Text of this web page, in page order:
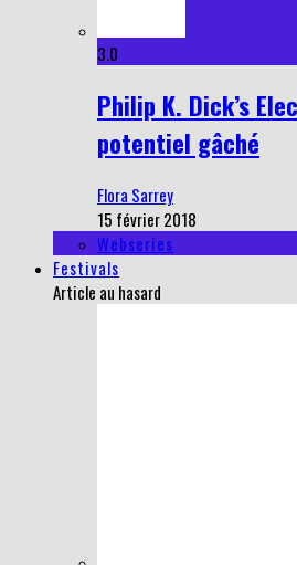
3.0
Philip K. Dick’s
potentiel gâché
Flora Sarrey
15 février 2018
Webseries
Festivals
Article au hasard